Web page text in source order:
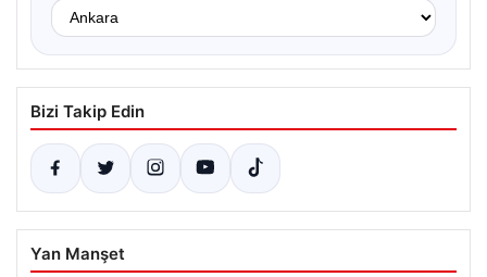
Bizi Takip Edin
Yan Manşet